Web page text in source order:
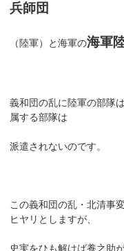
兵師団
（陸軍）と海軍の海軍
義和団の乱に陸軍の部隊
属する部隊は
派遣されないのです。
この義和団の乱・北清事
ヒヤリとしますが、
史実をひも解けば養之助